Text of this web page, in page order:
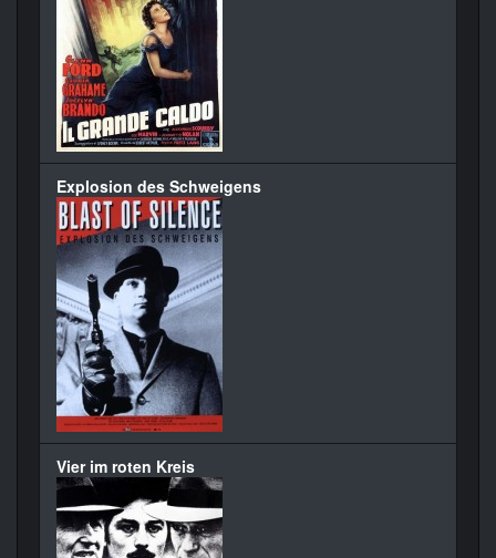
Explosion des Schweigens
Vier im roten Kreis